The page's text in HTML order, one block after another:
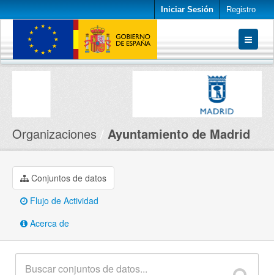
Iniciar Sesión Registro
Conjuntos de datos
Organizaciones Ayuntamiento de Madrid
Conjuntos de datos
Flujo de Actividad
Acerca de